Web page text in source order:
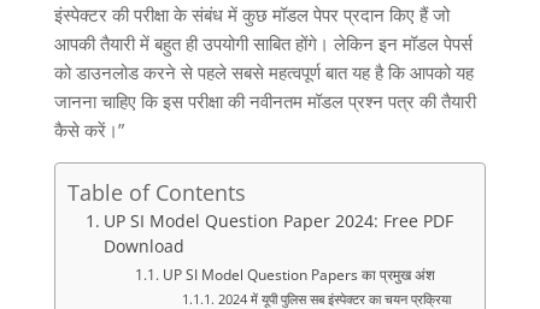
इंस्पेक्टर की परीक्षा के संबंध में कुछ मॉडल पेपर प्रदान किए हैं जो
आपकी तैयारी में बहुत ही उपयोगी साबित होंगे। लेकिन इन मॉडल पेपर्स
को डाउनलोड करने से पहले सबसे महत्वपूर्ण बात यह है कि आपको यह
जानना चाहिए कि इस परीक्षा की नवीनतम मॉडल प्रश्न पत्र की तैयारी
कैसे करें।”
Table of Contents
UP SI Model Question Paper 2024: Free PDF
Download
UP SI Model Question Papers का प्रमुख अंश
2024 में यूपी पुलिस सब इंस्पेक्टर का चयन प्रक्रिया